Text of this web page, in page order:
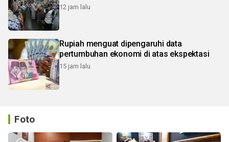
12 jam lalu
Rupiah menguat dipengaruhi data
pertumbuhan ekonomi di atas ekspektasi
15 jam lalu
Foto